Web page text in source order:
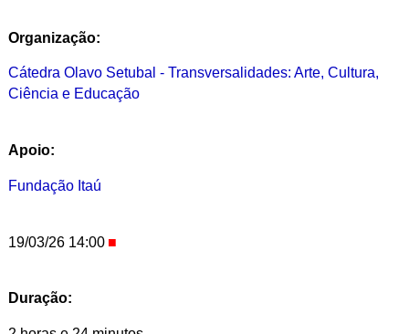
Organização:
Cátedra Olavo Setubal - Transversalidades: Arte, Cultura,
Ciência e Educação
Apoio:
Fundação Itaú
19/03/26 14:00
Duração: